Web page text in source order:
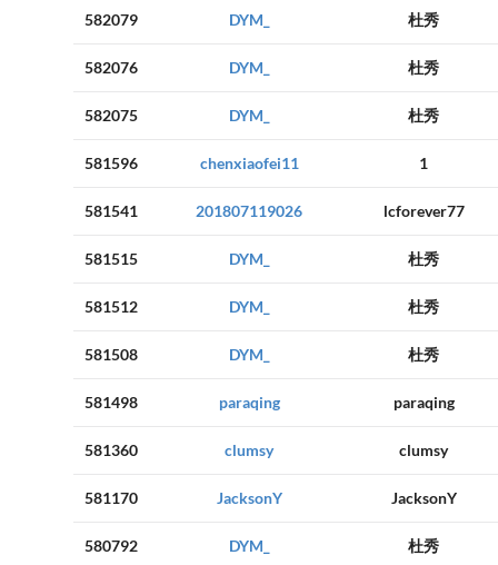
582079 DYM_ 杜秀
582076 DYM_ 杜秀
582075 DYM_ 杜秀
581596 chenxiaofei11 1
581541 201807119026 lcforever77
581515 DYM_ 杜秀
581512 DYM_ 杜秀
581508 DYM_ 杜秀
581498 paraqing paraqing
581360 clumsy clumsy
581170 JacksonY JacksonY
580792 DYM_ 杜秀